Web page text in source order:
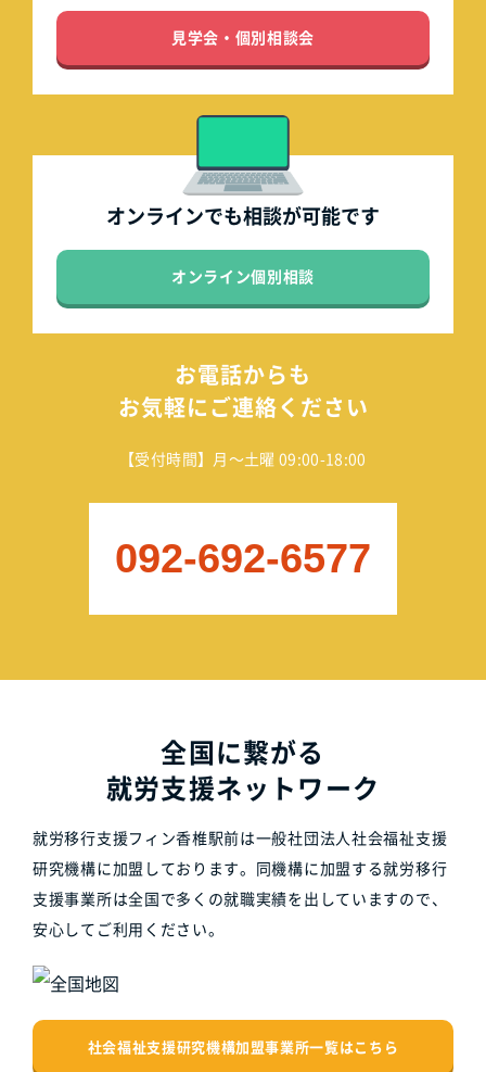
見学会・個別相談会
オンラインでも相談が可能です
オンライン個別相談
お電話からも
お気軽にご連絡ください
【受付時間】月～土曜 09:00-18:00
092-692-6577
全国に繋がる
就労支援ネットワーク
就労移行支援フィン香椎駅前は一般社団法人社会福祉支援
研究機構に加盟しております。同機構に加盟する就労移行
支援事業所は全国で多くの就職実績を出していますので、
安心してご利用ください。
社会福祉支援研究機構加盟事業所一覧はこちら